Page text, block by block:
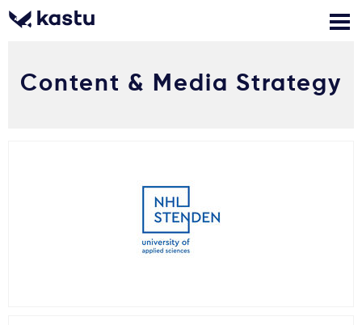
Formularz aplikacyjny
Zadzwoń Bezpłatne konsultacje Kontakt
Content & Media Strategy